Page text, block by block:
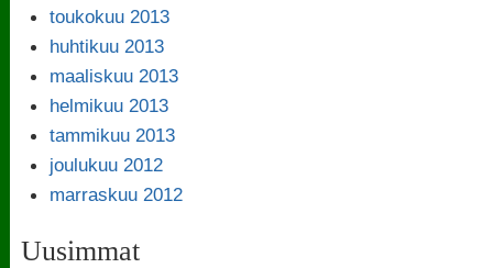
toukokuu 2013
huhtikuu 2013
maaliskuu 2013
helmikuu 2013
tammikuu 2013
joulukuu 2012
marraskuu 2012
Uusimmat